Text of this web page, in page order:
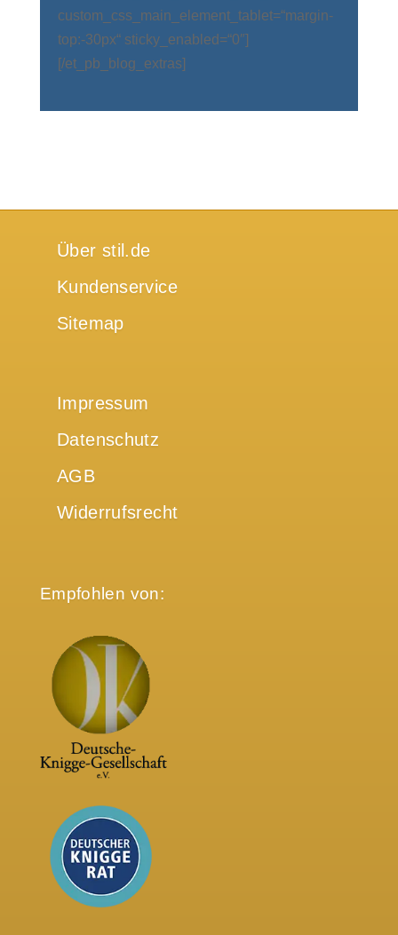
custom_css_main_element_tablet=“margin-
top:-30px“ sticky_enabled=“0″]
[/et_pb_blog_extras]
Über stil.de
Kundenservice
Sitemap
Impressum
Datenschutz
AGB
Widerrufsrecht
Empfohlen von: